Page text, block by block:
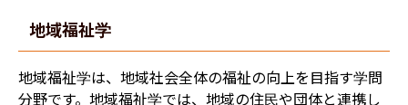
地域福祉学
地域福祉学は、地域社会全体の福祉の向上を目指す学問
分野です。地域福祉学では、地域の住民や団体と連携し